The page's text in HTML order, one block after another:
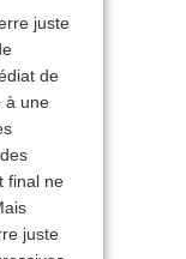
juste
de
à une
final ne
juste